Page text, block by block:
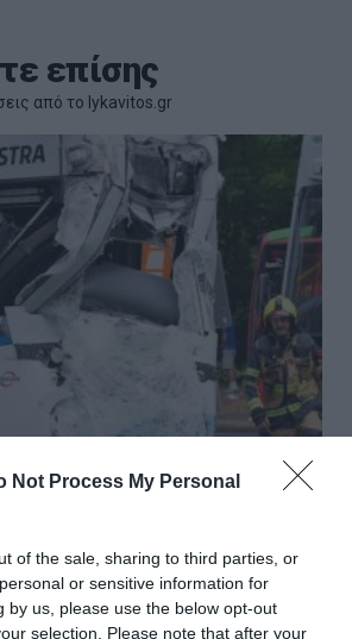
Not Process My Personal
of the sale, sharing to third parties, or
or sensitive information for
by us, please use the below opt-out
selection. Please note that after your
επίσης
από το lykavitos.gr
δύο τραμ
– Τουλάχιστον
το απόγευμα της Πέμπτης στο